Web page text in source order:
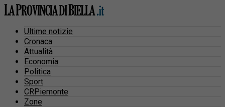
Ultime notizie
Cronaca
Attualità
Economia
Politica
Sport
CRPiemonte
Zone